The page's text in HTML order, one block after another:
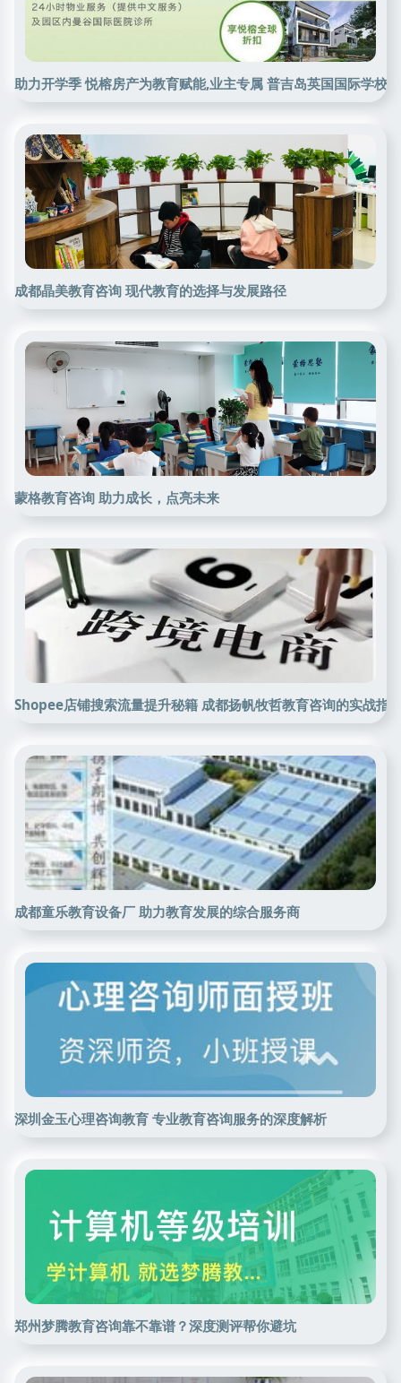
助力开学季 悦榕房产为教育赋能,业主专属 普吉岛英国国际学校
成都晶美教育咨询 现代教育的选择与发展路径
蒙格教育咨询 助力成长，点亮未来
Shopee店铺搜索流量提升秘籍 成都扬帆牧哲教育咨询的实战指
成都童乐教育设备厂 助力教育发展的综合服务商
深圳金玉心理咨询教育 专业教育咨询服务的深度解析
郑州梦腾教育咨询靠不靠谱？深度测评帮你避坑